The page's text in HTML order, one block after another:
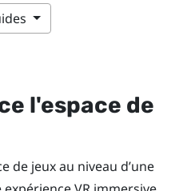
l'espace de
de jeux au niveau d’une